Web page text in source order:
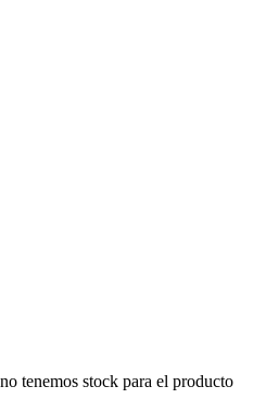
tenemos stock para el producto